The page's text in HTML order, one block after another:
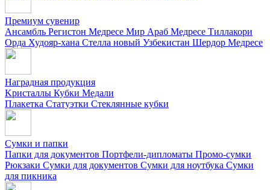
Премиум сувенир
Ансамбль Регистон Медресе Мир Араб Медресе Тиллакори
Орда Худояр-хана Стелла новый Узбекистан Шердор Медресе
Наградная продукция
Kристаллы Кубки Медали
Плакетка Статуэтки Стеклянные кубки
Сумки и папки
Папки для документов Портфели-дипломаты Промо-сумки
Рюкзаки Сумки для документов Сумки для ноутбука Сумки
для пикника